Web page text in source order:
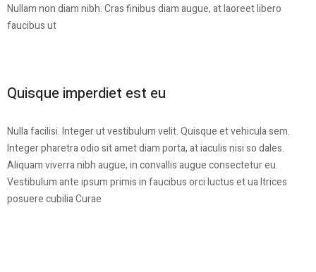
Nullam non diam nibh. Cras finibus diam augue, at laoreet libero
faucibus ut
Quisque imperdiet est eu
Nulla facilisi. Integer ut vestibulum velit. Quisque et vehicula sem.
Integer pharetra odio sit amet diam porta, at iaculis nisi so dales.
Aliquam viverra nibh augue, in convallis augue consectetur eu.
Vestibulum ante ipsum primis in faucibus orci luctus et ua ltrices
posuere cubilia Curae